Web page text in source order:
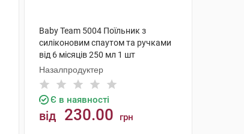
Baby Team 5004 Поїльник з
силіконовим спаутом та ручками
від 6 місяців 250 мл 1 шт
Назалпродуктер
Є в наявності
від 230.00 грн